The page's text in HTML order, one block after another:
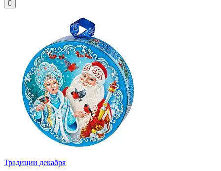
Традиции декабря